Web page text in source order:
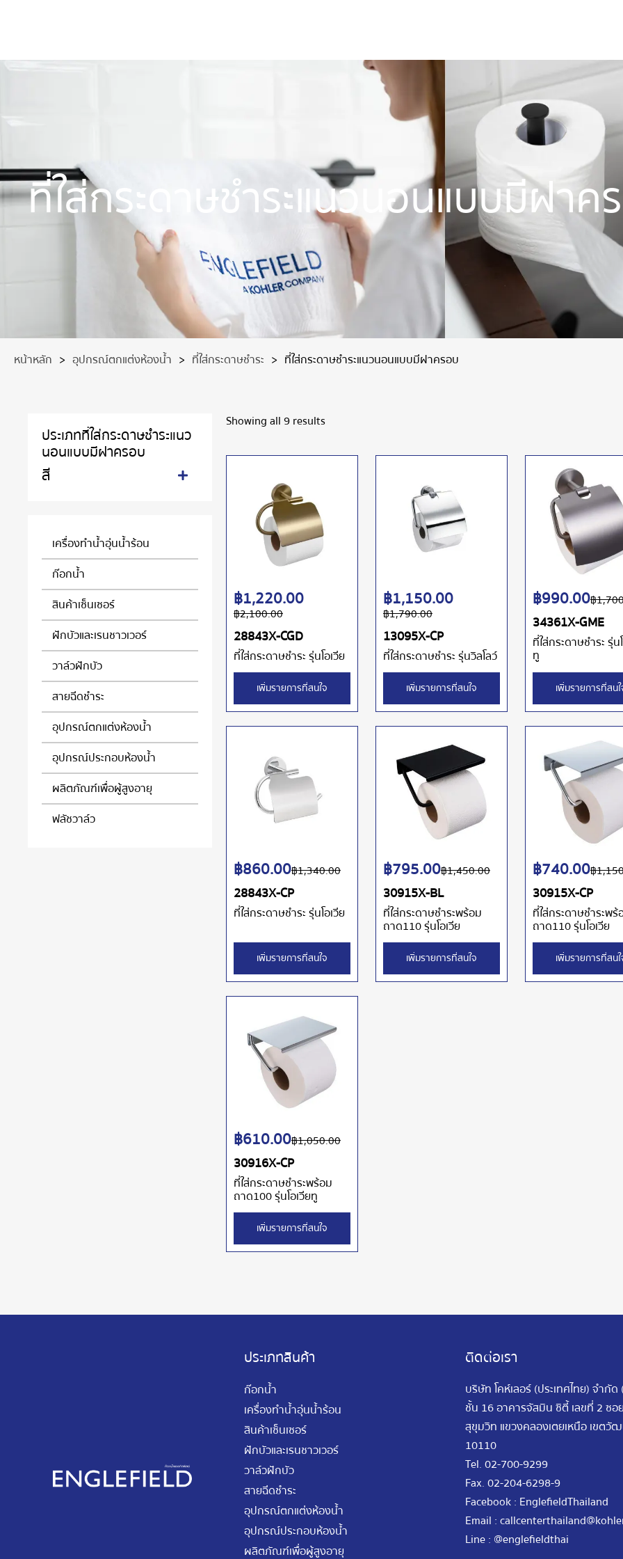
ที่ใส่กระดาษชำระแนวนอนแบบมีฝาค
หน้าหลัก > อุปกรณ์ตกแต่งห้องน้ำ > ที่ใส่กระดาษชำระ > ที่ใส่กระดาษชำระแนวนอนแบบมีฝาครอบ
ประเภทที่ใส่กระดาษชำระแนว
นอนแบบมีฝาครอบ
สี
เครื่องทำน้ำอุ่นน้ำร้อน
ก๊อกน้ำ
สินค้าเซ็นเซอร์
ฝักบัวและเรนชาวเวอร์
วาล์วฝักบัว
สายฉีดชำระ
อุปกรณ์ตกแต่งห้องน้ำ
อุปกรณ์ประกอบห้องน้ำ
ผลิตภัณฑ์เพื่อผู้สูงอายุ
ฟลัชวาล์ว
Showing all 9 results
28843X-CGD
ที่ใส่กระดาษชำระ รุ่นโอเวีย
฿2,100.00
฿1,220.00
เพิ่มรายการที่สนใจ
13095X-CP
ที่ใส่กระดาษชำระ รุ่นวิลโลว์
฿1,790.00
฿1,150.00
เพิ่มรายการที่สนใจ
34361X-GME
ที่ใส่กระดาษชำระ รุ่น
ทู
฿
฿990.00
เพิ่มรายการที่สน
28843X-CP
ที่ใส่กระดาษชำระ รุ่นโอเวีย
฿1,340.00
฿860.00
เพิ่มรายการที่สนใจ
30915X-BL
ที่ใส่กระดาษชำระพร้อม
ถาด110 รุ่นโอเวีย
฿1,450.00
฿795.00
เพิ่มรายการที่สนใจ
30915X-CP
ที่ใส่กระดาษชำระพร้
ถาด110 รุ่นโอเวีย
฿
฿740.00
เพิ่มรายการที่สน
30916X-CP
ที่ใส่กระดาษชำระพร้อม
ถาด100 รุ่นโอเวียทู
฿1,050.00
฿610.00
เพิ่มรายการที่สนใจ
ประเภทสินค้า
ก๊อกน้ำ
เครื่องทำน้ำอุ่นน้ำร้อน
สินค้าเซ็นเซอร์
ฝักบัวและเรนชาวเวอร์
วาล์วฝักบัว
สายฉีดชำระ
อุปกรณ์ตกแต่งห้องน้ำ
อุปกรณ์ประกอบห้องน้ำ
ผลิตภัณฑ์เพื่อผู้สูงอายุ
ติดต่อเรา
บริษัท โคห์เลอร์ (ประเทศไทย) จำกั
ชั้น 16 อาคารจัสมิน ซิตี้ เลขที่ 2 ซ
สุขุมวิท แขวงคลองเตยเหนือ เขตวั
10110
Tel.02-700-9299
Fax.02-204-6298-9
Facebook : EnglefieldThailand
Email :
Line : @englefieldthai